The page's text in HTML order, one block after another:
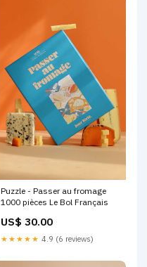
Puzzle - Passer au fromage
1000 pièces Le Bol Français
US$ 30.00
★★★★★ 4.9 (6 reviews)